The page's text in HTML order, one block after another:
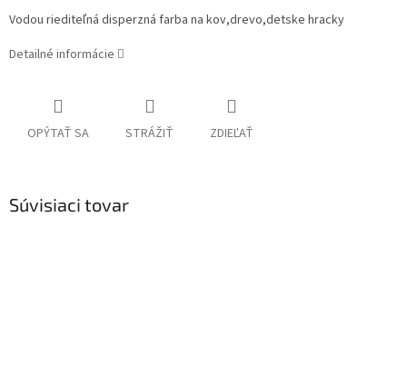
Vodou riediteľná disperzná farba na kov,drevo,detske hracky
Detailné informácie
OPÝTAŤ SA STRÁŽIŤ ZDIEĽAŤ
Súvisiaci tovar